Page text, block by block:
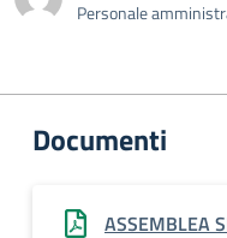
Personale
Documenti
ASSEMBLEA